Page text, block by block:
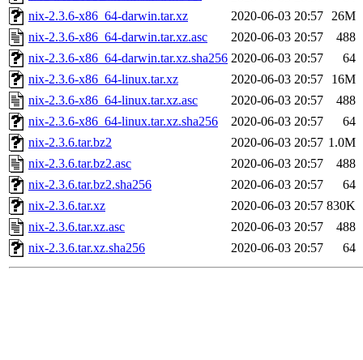
nix-2.3.6-x86_64-darwin.tar.xz
2020-06-03 20:57 26M
nix-2.3.6-x86_64-darwin.tar.xz.asc
2020-06-03 20:57
488
nix-2.3.6-x86_64-darwin.tar.xz.sha256 2020-06-03 20:57
64
nix-2.3.6-x86_64-linux.tar.xz
2020-06-03 20:57
16M
nix-2.3.6-x86_64-linux.tar.xz.asc
2020-06-03 20:57
488
nix-2.3.6-x86_64-linux.tar.xz.sha256
2020-06-03 20:57
64
nix-2.3.6.tar.bz2
2020-06-03 20:57 1.0M
nix-2.3.6.tar.bz2.asc
2020-06-03 20:57
488
nix-2.3.6.tar.bz2.sha256
2020-06-03 20:57
64
nix-2.3.6.tar.xz
2020-06-03 20:57 830K
nix-2.3.6.tar.xz.asc
2020-06-03 20:57
488
nix-2.3.6.tar.xz.sha256
2020-06-03 20:57 64